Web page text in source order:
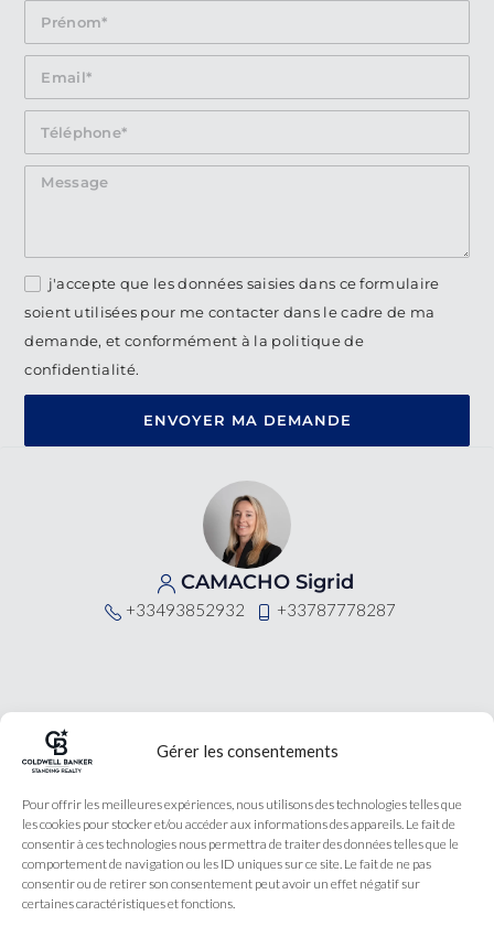
Gérer les consentements
Pour offrir les meilleures expériences, nous utilisons des technologies telles que
les cookies pour stocker et/ou accéder aux informations des appareils. Le fait de
consentir à ces technologies nous permettra de traiter des données telles que le
comportement de navigation ou les ID uniques sur ce site. Le fait de ne pas
consentir ou de retirer son consentement peut avoir un effet négatif sur
certaines caractéristiques et fonctions.
CAMACHO Sigrid
+33493852932 +33787778287
j'accepte que les données saisies dans ce formulaire
soient utilisées pour me contacter dans le cadre de ma
demande, et conformément à la politique de
confidentialité.
ENVOYER MA DEMANDE
Coldwell Banker est une
agence immobilière
spécialisé dans la vente
de biens de luxe dans les
Alpes-Maritimes et
Monaco avec une agence
à Nice et Antibes